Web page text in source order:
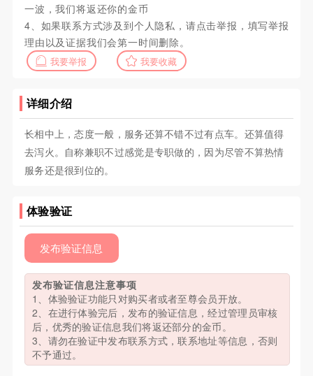
一波，我们将返还你的金币
4、如果联系方式涉及到个人隐私，请点击举报，填写举报
理由以及证据我们会第一时间删除。
我要举报 我要收藏
详细介绍
长相中上，态度一般，服务还算不错不过有点车。还算值得
去泻火。自称兼职不过感觉是专职做的，因为尽管不算热情
服务还是很到位的。
体验验证
发布验证信息
发布验证信息注意事项
1、体验验证功能只对购买者或者至尊会员开放。
2、在进行体验完后，发布的验证信息，经过管理员审核
后，优秀的验证信息我们将返还部分的金币。
3、请勿在验证中发布联系方式，联系地址等信息，否则
不予通过。